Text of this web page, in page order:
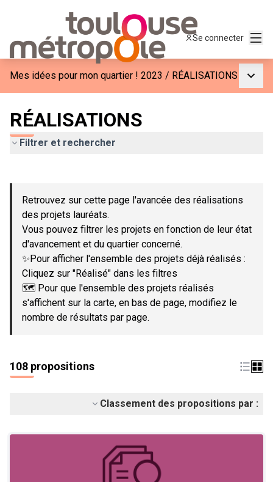
Se connecter
Mes idées pour mon quartier ! 2023 / RÉALISATIONS
RÉALISATIONS
Filtrer et rechercher
−
Retrouvez sur cette page l'avancée des réalisations
des projets lauréats.
Vous pouvez filtrer les projets en fonction de leur état
d'avancement et du quartier concerné.
✨Pour afficher l'ensemble des projets déjà réalisés :
Cliquez sur "Réalisé" dans les filtres
🗺️ Pour que l'ensemble des projets réalisés
s'affichent sur la carte, en bas de page, modifiez le
nombre de résultats par page.
108 propositions
Classement des propositions par :